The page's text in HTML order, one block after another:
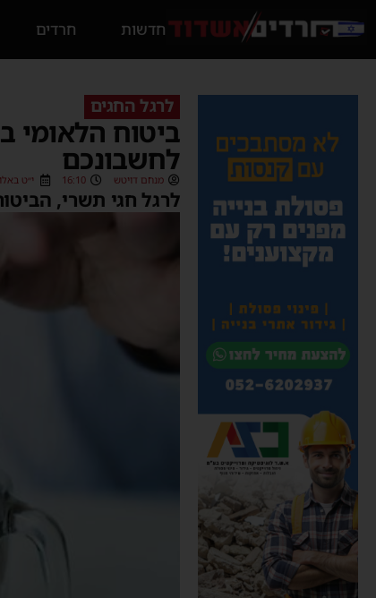
חדשות חרדים
לרגל החגים
ביטוח הלאומי
לחשבונכם
מנחם דויטש 16:10 י״ט באלול
לרגל חגי תשרי,